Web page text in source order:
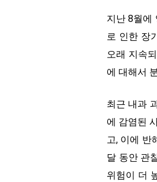
지난 8월에
로 인한 장
오래 지속
에 대해서
최근 내과
에 감염된
고, 이에 반
달 동안 관
위험이 더